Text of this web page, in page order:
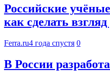
Российские
как сделать
Ferra.ru4 года спустя 0
В России